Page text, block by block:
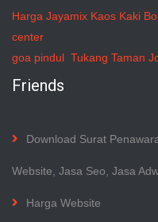
Harga Jayamix Kaos Kaki
center
goa pindul Tukang Taman
Friends
Download Surat
Website, Jasa Seo, Jasa
Harga Website